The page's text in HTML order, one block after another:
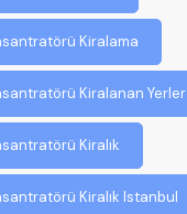
Kiralama
Kiralanan Yerler
Kiralık
Kiralık Istanbul